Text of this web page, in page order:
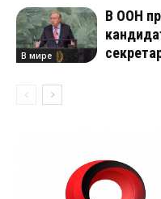
В мире
В ООН